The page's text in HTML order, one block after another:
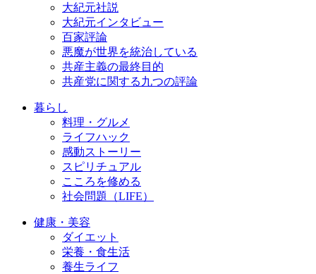
大紀元社説
大紀元インタビュー
百家評論
悪魔が世界を統治している
共産主義の最終目的
共産党に関する九つの評論
暮らし
料理・グルメ
ライフハック
感動ストーリー
スピリチュアル
こころを修める
社会問題（LIFE）
健康・美容
ダイエット
栄養・食生活
養生ライフ